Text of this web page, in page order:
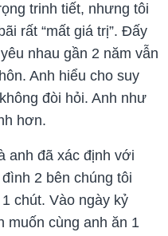
trinh tiết, nhưng tôi
rất “mất giá trị”. Đấy
nhau gần 2 năm vẫn
Anh hiểu cho suy
đòi hỏi. Anh như
hơn.
anh đã xác định với
2 bên chúng tôi
chút. Vào ngày kỷ
muốn cùng anh ăn 1